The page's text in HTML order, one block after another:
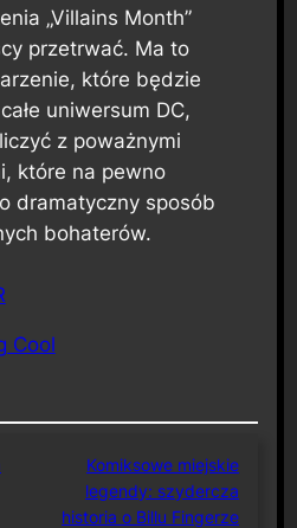
„Villains Month”
przetrwać. Ma to
które będzie
uniwersum DC,
z poważnymi
które na pewno
dramatyczny sposób
bohaterów.
Cool
Komiksowe miejskie
legendy: szydercza
historia o Billu Fingerze